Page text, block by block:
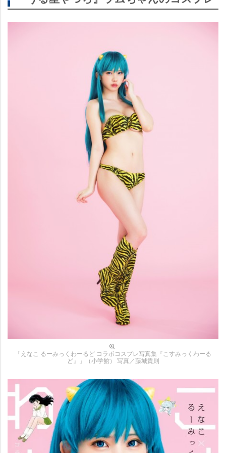
「えなこ るーみっくわーるど コラボコスプレ写真集『こすみっくわーる
ど』」（小学館） 写真／藤城貴則